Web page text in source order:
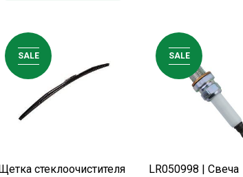
SALE
ПОДРОБНЕЕ
стеклоочистителя
SALE
ПОДРОБНЕЕ
LR050998 | Свеча